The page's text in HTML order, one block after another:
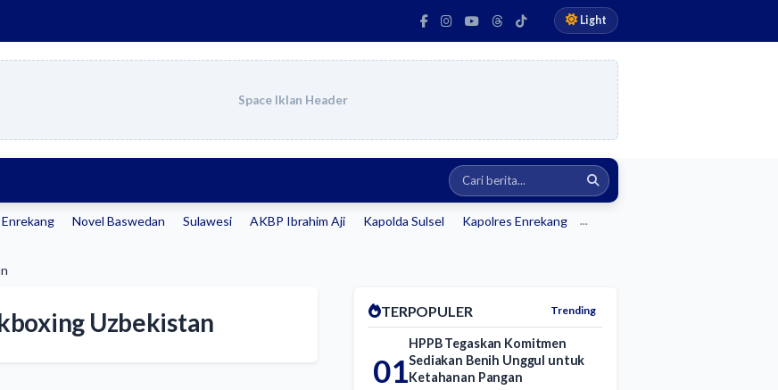
Light
Space Iklan Header
Enrekang Novel Baswedan Sulawesi AKBP Ibrahim Aji Kapolda Sulsel Kapolres Enrekang ...
Uzbekistan TERPOPULER Trending
01
HPPB Tegaskan Komitmen
Sediakan Benih Unggul untuk
Ketahanan Pangan